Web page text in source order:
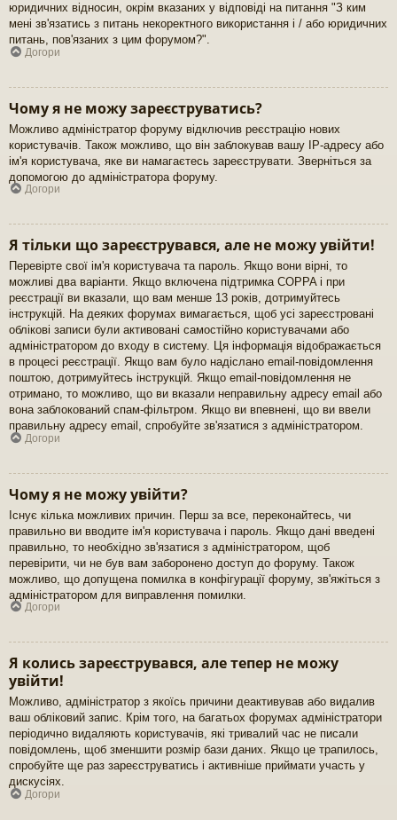
юридичних відносин, окрім вказаних у відповіді на питання "З ким
мені зв'язатись з питань некоректного використання і / або юридичних
питань, пов'язаних з цим форумом?".
Догори
Чому я не можу зареєструватись?
Можливо адміністратор форуму відключив реєстрацію нових
користувачів. Також можливо, що він заблокував вашу IP-адресу або
ім'я користувача, яке ви намагаєтесь зареєструвати. Зверніться за
допомогою до адміністратора форуму.
Догори
Я тільки що зареєструвався, але не можу увійти!
Перевірте свої ім'я користувача та пароль. Якщо вони вірні, то
можливі два варіанти. Якщо включена підтримка COPPA і при
реєстрації ви вказали, що вам менше 13 років, дотримуйтесь
інструкцій. На деяких форумах вимагається, щоб усі зареєстровані
облікові записи були активовані самостійно користувачами або
адміністратором до входу в систему. Ця інформація відображається
в процесі реєстрації. Якщо вам було надіслано email-повідомлення
поштою, дотримуйтесь інструкцій. Якщо email-повідомлення не
отримано, то можливо, що ви вказали неправильну адресу email або
вона заблокований спам-фільтром. Якщо ви впевнені, що ви ввели
правильну адресу email, спробуйте зв'язатися з адміністратором.
Догори
Чому я не можу увійти?
Існує кілька можливих причин. Перш за все, переконайтесь, чи
правильно ви вводите ім'я користувача і пароль. Якщо дані введені
правильно, то необхідно зв'язатися з адміністратором, щоб
перевірити, чи не був вам заборонено доступ до форуму. Також
можливо, що допущена помилка в конфігурації форуму, зв'яжіться з
адміністратором для виправлення помилки.
Догори
Я колись зареєструвався, але тепер не можу
увійти!
Можливо, адміністратор з якоїсь причини деактивував або видалив
ваш обліковий запис. Крім того, на багатьох форумах адміністратори
періодично видаляють користувачів, які тривалий час не писали
повідомлень, щоб зменшити розмір бази даних. Якщо це трапилось,
спробуйте ще раз зареєструватись і активніше приймати участь у
дискусіях.
Догори